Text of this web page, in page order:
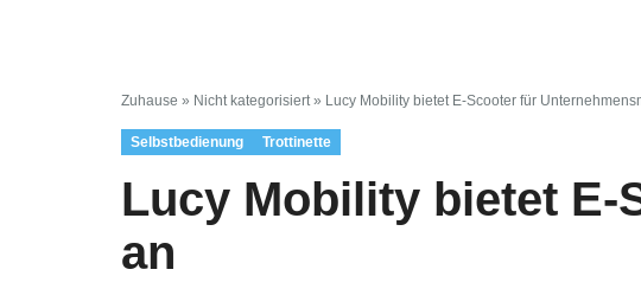
Zuhause » Nicht kategorisiert » Lucy Mobility bietet E-Scooter für
Selbstbedienung Trottinette
Lucy Mobility bietet
an